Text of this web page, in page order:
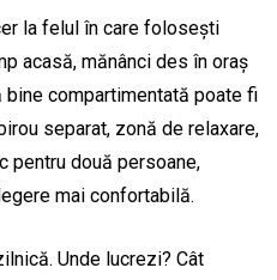
la felul în care folosești
acasă, mănânci des în oraș
bine compartimentată poate fi
separat, zonă de relaxare,
pentru două persoane,
mai confortabilă.
Unde lucrezi? Cât